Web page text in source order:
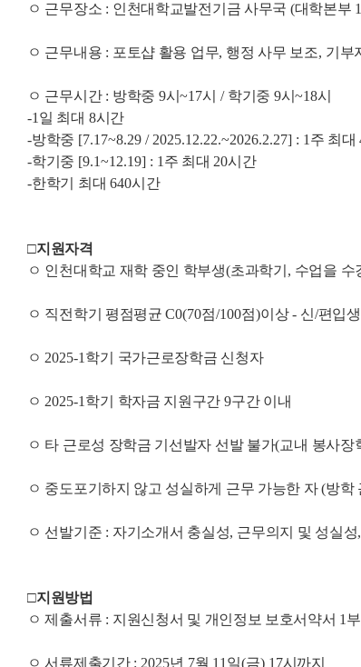
ㅇ 근무장소 : 인천대학교발전기금 사무국 (대학본부 1
ㅇ 근무내용 : 포토샵 활용 업무, 행정 사무 보조, 기부
ㅇ 근무시간 : 방학중 9시~17시 / 학기중 9시~18시
-1 일 최대 8시간
-방학중 [7.17~8.29 / 2025.12.22.~2026.2.27] : 1 주 최대
-학기중 [9.1~12.19] : 1 주 최대 20시간
-한학기 최대 640시간
□지원자격
ㅇ 인천대학교 재학 중인 학부생(초과학기 , 수업을 수
ㅇ 직전학기 평점평균C0(70점/100점)이상- 신/편입
ㅇ 2025-1 학기 국가근로장학금 신청자
ㅇ 2025-1 학기 학자금 지원구간 9구간 이내
ㅇ 타 근로성 장학금 기선발자 선발 불가(교내 봉사장
ㅇ 중도포기하지 않고 성실하게 근무 가능한 자(방학
ㅇ 선발기준 : 자기소개서 충실성, 근무의지 및 성실성,
□지원방법
ㅇ 제출서류 : 지원신청서 및 개인정보 보호서약서 1 부
ㅇ 서류제출기간 : 2025년 7월 11 일(금) 17시까지